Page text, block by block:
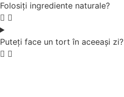
Folosiți ingrediente naturale?
Puteți face un tort în aceeași zi?